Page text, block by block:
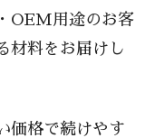
OEM用途のお客
材料をお届けし
価格で続けやす